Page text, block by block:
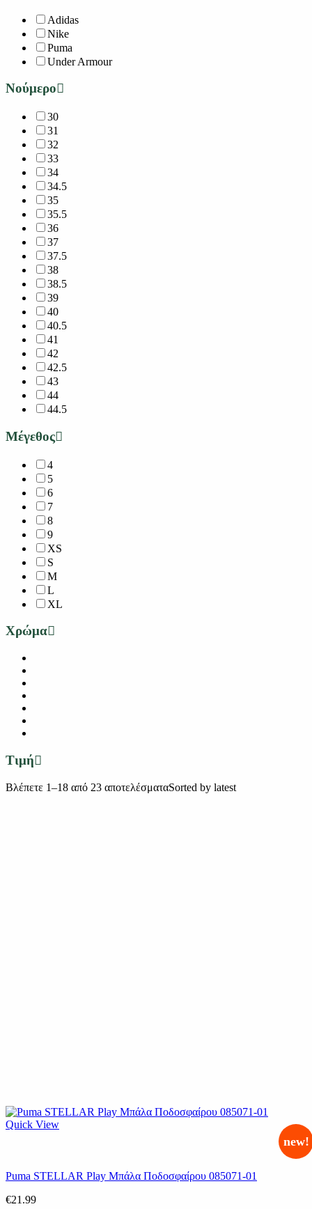
Adidas
Nike
Puma
Under Armour
Νούμερο
30
31
32
33
34
34.5
35
35.5
36
37
37.5
38
38.5
39
40
40.5
41
42
42.5
43
44
44.5
Μέγεθος
4
5
6
7
8
9
XS
S
M
L
XL
Χρώμα
Τιμή
Βλέπετε 1–18 από 23 αποτελέσματαSorted by latest
Quick View
new!
Puma STELLAR Play Μπάλα Ποδοσφαίρου 085071-01
€21.99